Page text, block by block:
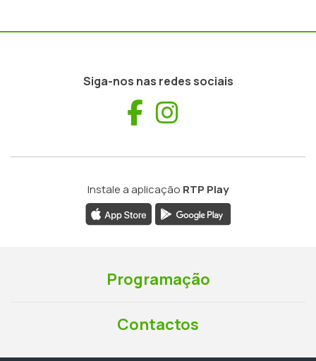
Siga-nos nas redes sociais
Facebook
Instale a aplicação RTP Play
Programação
Contactos